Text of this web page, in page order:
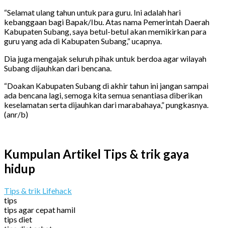
“Selamat ulang tahun untuk para guru. Ini adalah hari
kebanggaan bagi Bapak/Ibu. Atas nama Pemerintah Daerah
Kabupaten Subang, saya betul-betul akan memikirkan para
guru yang ada di Kabupaten Subang,” ucapnya.
Dia juga mengajak seluruh pihak untuk berdoa agar wilayah
Subang dijauhkan dari bencana.
“Doakan Kabupaten Subang di akhir tahun ini jangan sampai
ada bencana lagi, semoga kita semua senantiasa diberikan
keselamatan serta dijauhkan dari marabahaya,” pungkasnya.
(anr/b)
Kumpulan Artikel Tips & trik gaya
hidup
Tips & trik Lifehack
tips
tips agar cepat hamil
tips diet